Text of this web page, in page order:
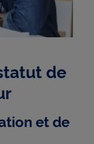
de
et de